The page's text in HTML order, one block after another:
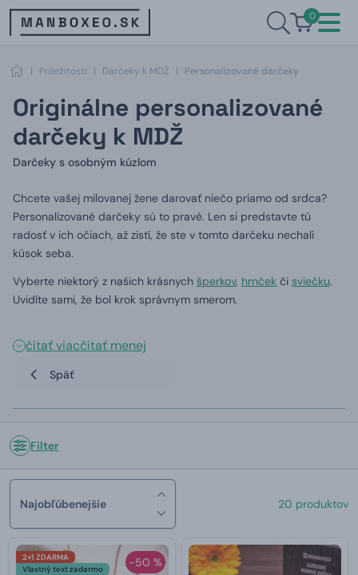
0
| Príležitosti | Darčeky k MDŽ | Personalizované darčeky
Originálne personalizované
darčeky k MDŽ
Darčeky s osobným kúzlom
Chcete vašej milovanej žene darovať niečo priamo od srdca?
Personalizované darčeky sú to pravé. Len si predstavte tú
radosť v ich očiach, až zistí, že ste v tomto darčeku nechali
kúsok seba.
Vyberte niektorý z našich krásnych šperkov, hrnček či sviečku.
Uvidíte sami, že bol krok správnym smerom.
čítať viacčítať menej
Späť
Filter
Najobľúbenejšie 20 produktov
-50 %
2+1 ZDARMA
Vlastný text zadarmo